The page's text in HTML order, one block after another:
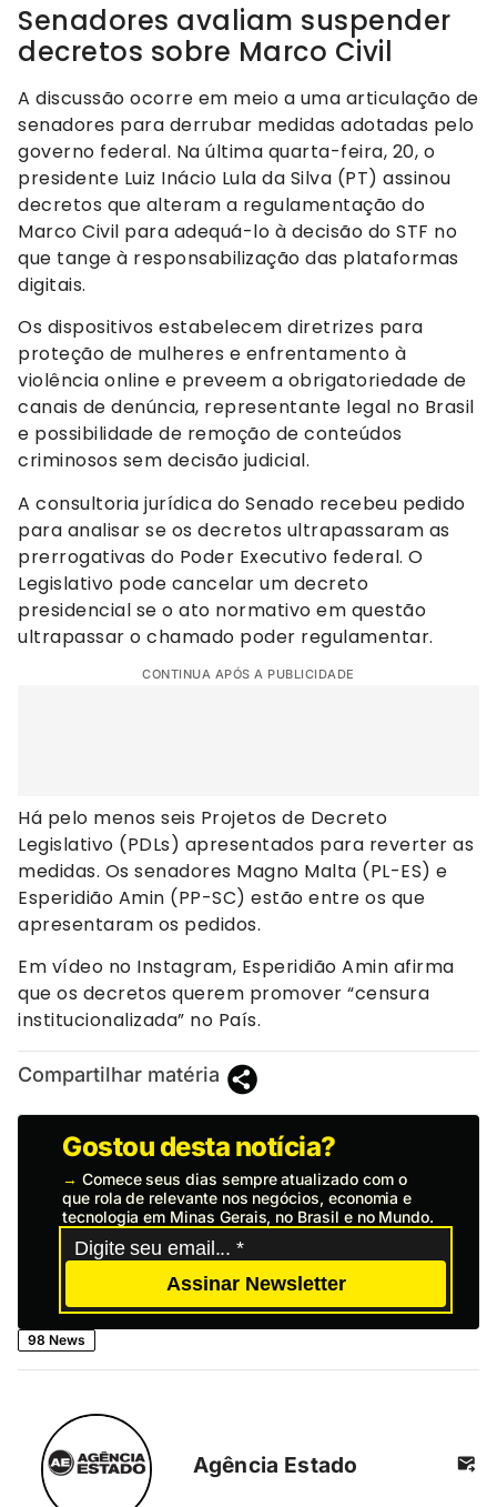
Senadores avaliam suspender
decretos sobre Marco Civil
A discussão ocorre em meio a uma articulação de
senadores para derrubar medidas adotadas pelo
governo federal. Na última quarta-feira, 20, o
presidente Luiz Inácio Lula da Silva (PT) assinou
decretos que alteram a regulamentação do
Marco Civil para adequá-lo à decisão do STF no
que tange à responsabilização das plataformas
digitais.
Os dispositivos estabelecem diretrizes para
proteção de mulheres e enfrentamento à
violência online e preveem a obrigatoriedade de
canais de denúncia, representante legal no Brasil
e possibilidade de remoção de conteúdos
criminosos sem decisão judicial.
A consultoria jurídica do Senado recebeu pedido
para analisar se os decretos ultrapassaram as
prerrogativas do Poder Executivo federal. O
Legislativo pode cancelar um decreto
presidencial se o ato normativo em questão
ultrapassar o chamado poder regulamentar.
CONTINUA APÓS A PUBLICIDADE
Há pelo menos seis Projetos de Decreto
Legislativo (PDLs) apresentados para reverter as
medidas. Os senadores Magno Malta (PL-ES) e
Esperidião Amin (PP-SC) estão entre os que
apresentaram os pedidos.
Em vídeo no Instagram, Esperidião Amin afirma
que os decretos querem promover “censura
institucionalizada” no País.
Compartilhar matéria
Gostou desta notícia?
→ Comece seus dias sempre atualizado com o
que rola de relevante nos negócios, economia e
tecnologia em Minas Gerais, no Brasil e no Mundo.
Assinar Newsletter
98 News
Agência Estado